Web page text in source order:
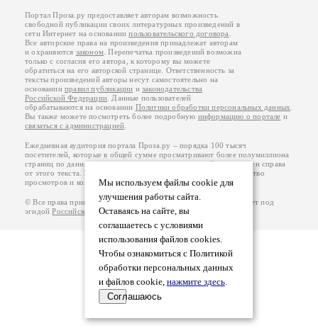
Мы используем файлы cookie для
улучшения работы сайта.
Оставаясь на сайте, вы
соглашаетесь с условиями
использования файлов cookies.
Чтобы ознакомиться с Политикой
обработки персональных данных
и файлов cookie, нажмите здесь.
Соглашаюсь
Портал Проза.ру предоставляет авторам возможность
свободной публикации своих литературных произведений в
сети Интернет на основаниипользовательского договора.
Все авторские права на произведения принадлежат авторам
и охраняются законом. Перепечатка произведений возможна
только с согласия его автора, к которому вы можете
обратиться на его авторской странице. Ответственность за
тексты произведений авторы несут самостоятельно на
основанииправил публикации изаконодательства
Российской Федерации. Данные пользователей
обрабатываются на основании Политики обработки персональных данных.
Вы также можете посмотреть более подробную информацию о портале и
связаться с администрацией.
Ежедневная аудитория портала Проза.ру – порядка 100 тысяч
посетителей, которые в общей сумме просматривают более полумиллиона
страниц по данным счетчика посещаемости, который расположен справа
от этого текста. В каждой графе указано по две цифры: количество
просмотров и количество посетителей.
© Все права принадлежат авторам, 2000-2026. Портал работает под
эгидойРоссийского союза писателей.18+